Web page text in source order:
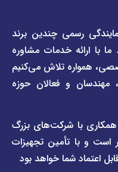
چندین برند
مشاوره
تلاش می‌کنیم
حوزه
بزرگ
تجهیزات
خواهد بود
پول